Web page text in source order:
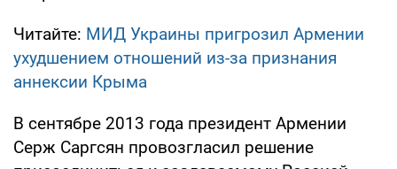
Читайте: МИД Украины пригрозил Армении
ухудшением отношений из-за признания
аннексии Крыма
В сентябре 2013 года президент Армении
Серж Саргсян провозгласил решение